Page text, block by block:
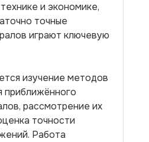
и экономике,
точные
играют ключевую
изучение методов
приближённого
рассмотрение их
точности
Работа